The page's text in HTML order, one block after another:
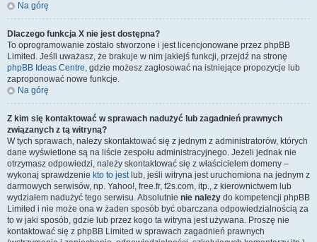
Na górę
Dlaczego funkcja X nie jest dostępna?
To oprogramowanie zostało stworzone i jest licencjonowane przez phpBB
Limited. Jeśli uważasz, że brakuje w nim jakiejś funkcji, przejdź na stronę
phpBB Ideas Centre, gdzie możesz zagłosować na istniejące propozycje lub
zaproponować nowe funkcje.
Na górę
Z kim się kontaktować w sprawach nadużyć lub zagadnień prawnych
związanych z tą witryną?
W tych sprawach, należy skontaktować się z jednym z administratorów, których
dane wyświetlone są na liście zespołu administracyjnego. Jeżeli jednak nie
otrzymasz odpowiedzi, należy skontaktować się z właścicielem domeny –
wykonaj sprawdzenie kto to jestlub, jeśli witryna jest uruchomiona na jednym z
darmowych serwisów, np. Yahoo!, free.fr, f2s.com, itp., z kierownictwem lub
wydziałem nadużyć tego serwisu. Absolutnie nie należy do kompetencji phpBB
Limited i nie może ona w żaden sposób być obarczana odpowiedzialnością za
to w jaki sposób, gdzie lub przez kogo ta witryna jest używana. Proszę nie
kontaktować się z phpBB Limited w sprawach zagadnień prawnych